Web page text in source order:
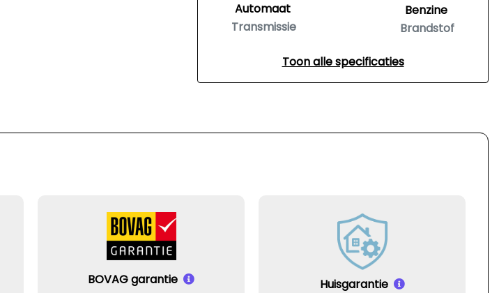
Automaat
Transmissie
Benzine
Brandstof
Toon alle specificaties
BOVAG garantie
Huisgarantie